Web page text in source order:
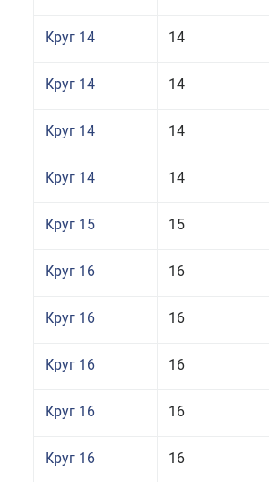
Круг 14 14
Круг 14 14
Круг 14 14
Круг 14 14
Круг 15 15
Круг 16 16
Круг 16 16
Круг 16 16
Круг 16 16
Круг 16 16